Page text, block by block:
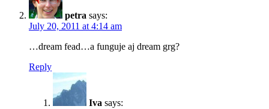
petra says:
July 20, 2011 at 4:14 am
…dream fead…a funguje aj dream grg?
Reply
Iva says: